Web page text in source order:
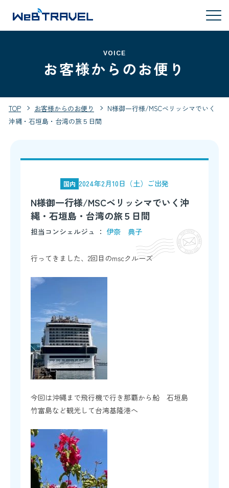
VOICE
お客様からのお便り
TOP お客様からのお便り
N様御一行様/MSCベリッシマでいく
沖縄・石垣島・台湾の旅５日間
国内 2024年2月10日（土）ご出発
N様御一行様/MSCベリッシマでいく沖
縄・石垣島・台湾の旅５日間
担当コンシェルジュ ： 伊奈 典子
行ってきました、2回目のmscクルーズ
今回は沖縄まで飛行機で行き那覇から船 石垣島
竹富島など観光して台湾基隆港へ